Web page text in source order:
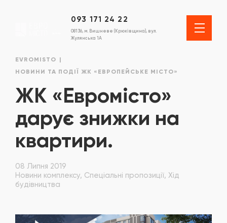
093 171 24 22
08136, м. Вишневе (Крюківщина), вул.
Жулянська 1А
EVROMISTO
НОВИНИ ТА ПОДІЇ ЖК «ЕВРОПЕЙСЬКЕ МІСТО»
ЖК «Евромiсто»
дарує знижки на
квартири.
08 Липня 2019
Новини комплексу, Спеціальні пропозиції, Хід
будівництва